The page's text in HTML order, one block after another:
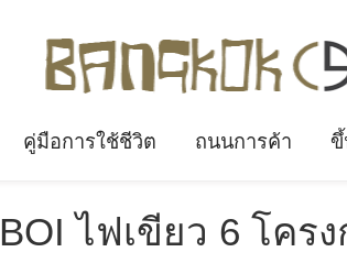
คู่มือการใช้ชีวิต ถนนการค้า
BOI ไฟเขียว 6 โคร